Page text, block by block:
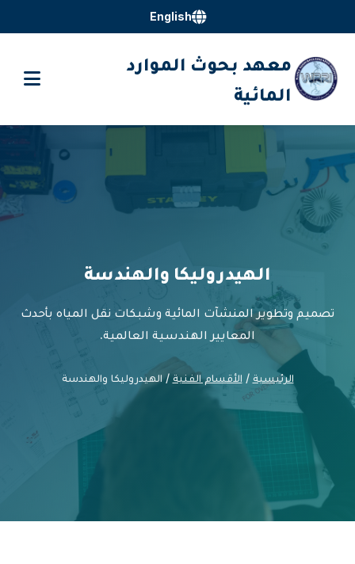
English
معهد بحوث الموارد
المائية
الهيدروليكا والهندسة
تصميم وتطوير المنشآت المائية وشبكات نقل المياه بأحدث
المعايير الهندسية العالمية.
الرئيسية / الأقسام الفنية/ الهيدروليكا والهندسة